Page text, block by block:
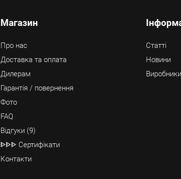
Магазин
Про нас
Доставка та оплата
Дилерам
Гарантія / повернення
Фото
FAQ
Відгуки (9)
ᐈᐈᐈ Сертифікати
Контакти
Статті
Новини
Виробники